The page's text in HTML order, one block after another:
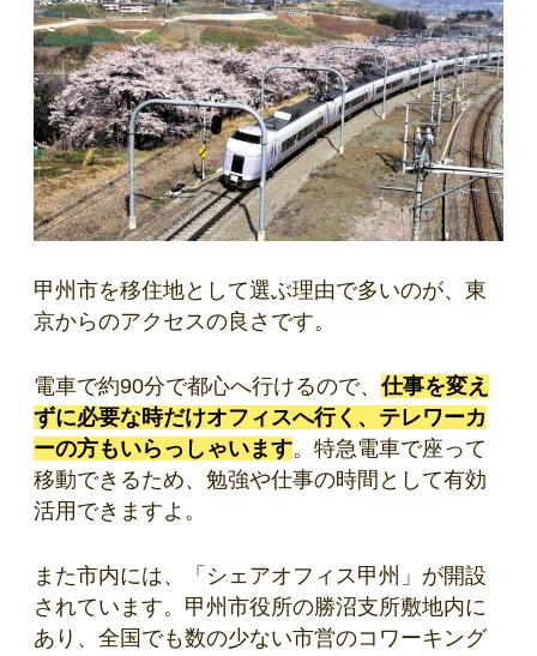
甲州市を移住地として選ぶ理由で多いのが、東
京からのアクセスの良さです。
電車で約90分で都心へ行けるので、仕事を変え
ずに必要な時だけオフィスへ行く、テレワーカ
ーの方もいらっしゃいます。特急電車で座って
移動できるため、勉強や仕事の時間として有効
活用できますよ。
また市内には、「シェアオフィス甲州」が開設
されています。甲州市役所の勝沼支所敷地内に
あり、全国でも数の少ない市営のコワーキング